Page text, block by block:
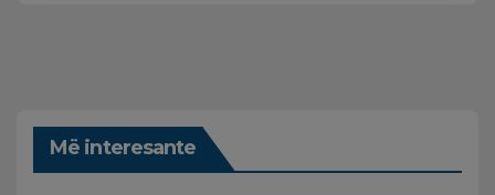
Më interesante